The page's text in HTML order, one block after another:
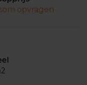
opvragen